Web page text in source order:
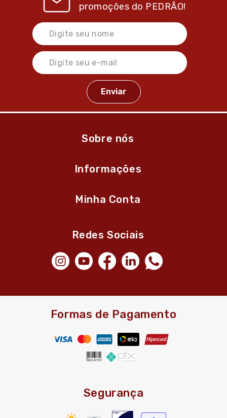
promoções do PEDRÃO!
Sobre nós
Informações
Minha Conta
Redes Sociais
Formas de Pagamento
Segurança